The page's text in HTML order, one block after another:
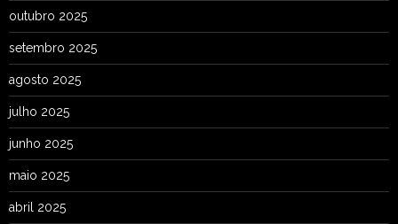
outubro 2025
setembro 2025
agosto 2025
julho 2025
junho 2025
maio 2025
abril 2025